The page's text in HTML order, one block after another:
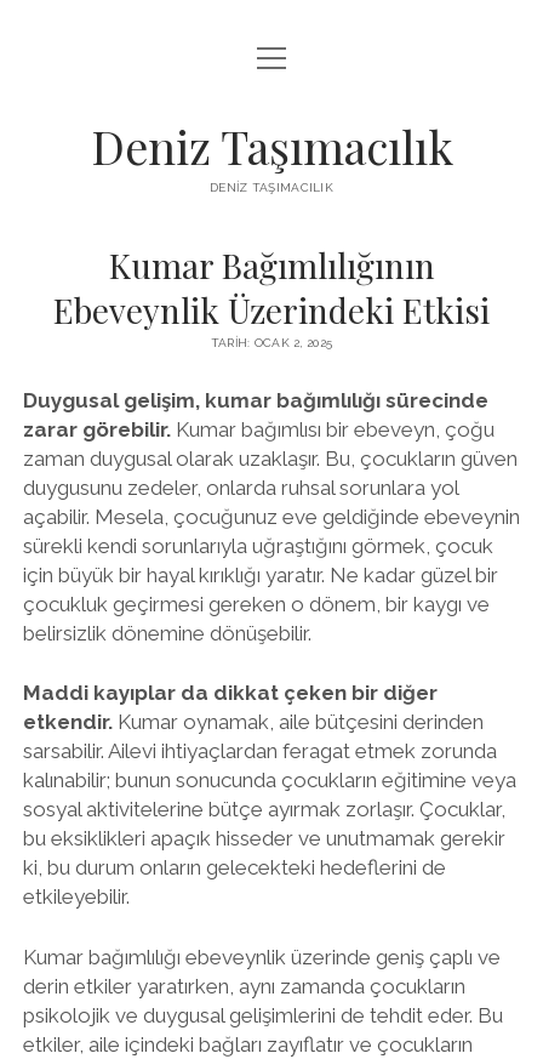
IGTV BEĞENI KASMA PARASIZ
SAYFA LISTESI
TWITTER PROFIL RESMI NASIL DEĞIŞTIRILIR
menüyü
aç
Deniz Taşımacılık
DENIZ TAŞIMACILIK
Kumar Bağımlılığının
Ebeveynlik Üzerindeki Etkisi
TARIH: OCAK 2, 2025
Duygusal gelişim, kumar bağımlılığı sürecinde
zarar görebilir.Kumar bağımlısı bir ebeveyn, çoğu
zaman duygusal olarak uzaklaşır. Bu, çocukların güven
duygusunu zedeler, onlarda ruhsal sorunlara yol
açabilir. Mesela, çocuğunuz eve geldiğinde ebeveynin
sürekli kendi sorunlarıyla uğraştığını görmek, çocuk
için büyük bir hayal kırıklığı yaratır. Ne kadar güzel bir
çocukluk geçirmesi gereken o dönem, bir kaygı ve
belirsizlik dönemine dönüşebilir.
Maddi kayıplar da dikkat çeken bir diğer
etkendir.Kumar oynamak, aile bütçesini derinden
sarsabilir. Ailevi ihtiyaçlardan feragat etmek zorunda
kalınabilir; bunun sonucunda çocukların eğitimine veya
sosyal aktivitelerine bütçe ayırmak zorlaşır. Çocuklar,
bu eksiklikleri apaçık hisseder ve unutmamak gerekir
ki, bu durum onların gelecekteki hedeflerini de
etkileyebilir.
Kumar bağımlılığı ebeveynlik üzerinde geniş çaplı ve
derin etkiler yaratırken, aynı zamanda çocukların
psikolojik ve duygusal gelişimlerini de tehdit eder. Bu
etkiler, aile içindeki bağları zayıflatır ve çocukların